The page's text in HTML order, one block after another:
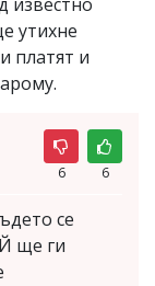
утихне
платят и
6 6
се
ще ги